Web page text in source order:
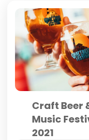
Craft Beer
Music
2021